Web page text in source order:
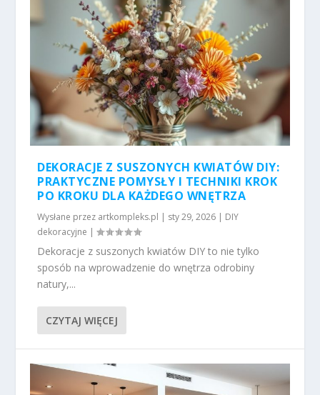
DEKORACJE Z SUSZONYCH KWIATÓW DIY:
PRAKTYCZNE POMYSŁY I TECHNIKI KROK
PO KROKU DLA KAŻDEGO WNĘTRZA
Wysłane przez artkompleks.pl | sty 29, 2026 | DIY
dekoracyjne |
Dekoracje z suszonych kwiatów DIY to nie tylko
sposób na wprowadzenie do wnętrza odrobiny
natury,...
CZYTAJ WIĘCEJ